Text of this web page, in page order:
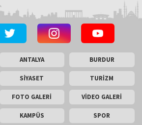
ANTALYA BURDUR
SİYASET TURİZM
FOTO GALERİ VİDEO GALERİ
KAMPÜS SPOR